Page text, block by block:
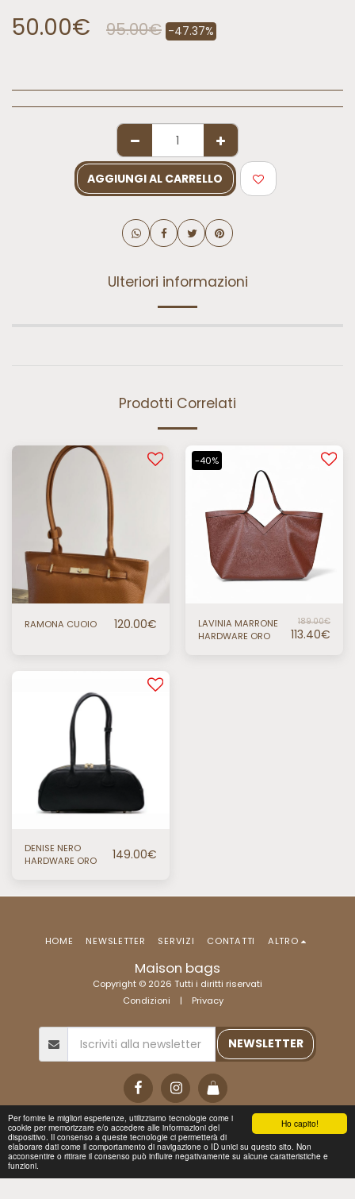
Ho capito!
Per fornire le migliori esperienze, utilizziamo tecnologie come i
cookie per memorizzare e/o accedere alle informazioni del
dispositivo. Il consenso a queste tecnologie ci permetterà di
elaborare dati come il comportamento di navigazione o ID unici su questo sito. Non
acconsentire o ritirare il consenso può influire negativamente su alcune caratteristiche e
funzioni.
50.00€ 95.00€ -47.37%
AGGIUNGI AL CARRELLO
Ulteriori informazioni
Prodotti Correlati
RAMONA CUOIO 120.00€
-40%
LAVINIA MARRONE
HARDWARE ORO
189.00€
113.40€
DENISE NERO
HARDWARE ORO
149.00€
Maison bags
Copyright © 2026 Tutti i diritti riservati
Condizioni | Privacy
HOME NEWSLETTER SERVIZI CONTATTI ALTRO
NEWSLETTER